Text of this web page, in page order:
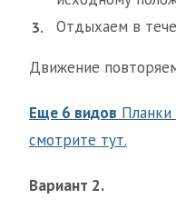
Отдыхаем в
Движение
Еще 6 видов
смотрите тут.
Вариант 2.